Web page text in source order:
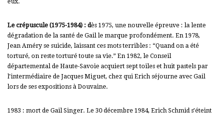
eux.
Le crépuscule (1975-1984) : dès 1975, une nouvelle épreuve : la lente
dégradation de la santé de Gail le marque profondément. En 1978,
Jean Améry se suicide, laissant ces mots terribles : “Quand on a été
torturé, on reste torturé toute sa vie.” En 1982, le Conseil
départemental de Haute-Savoie acquiert sept toiles et huit pastels par
l’intermédiaire de Jacques Miguet, chez qui Erich séjourne avec Gail
lors de ses expositions à Douvaine.
1983 : mort de Gail Singer. Le 30 décembre 1984, Erich Schmid s’éteint